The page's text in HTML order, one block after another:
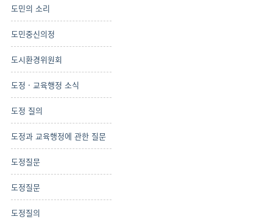
도민의 소리
도민중신의정
도시환경위원회
도정 · 교육행정 소식
도정 질의
도정과 교육행정에 관한 질문
도정질문
도정질문
도정질의